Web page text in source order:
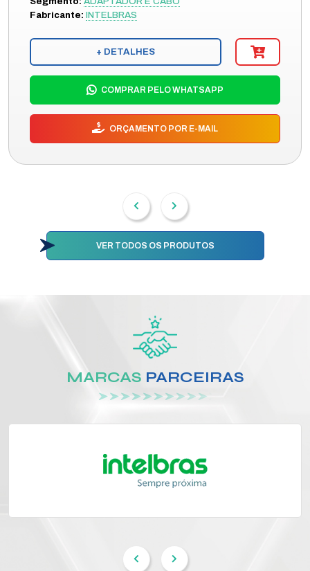
Fabricante: INTELBRAS
+ DETALHES
COMPRAR PELO WHATSAPP
ORÇAMENTO POR E-MAIL
VER TODOS OS PRODUTOS
MARCAS PARCEIRAS